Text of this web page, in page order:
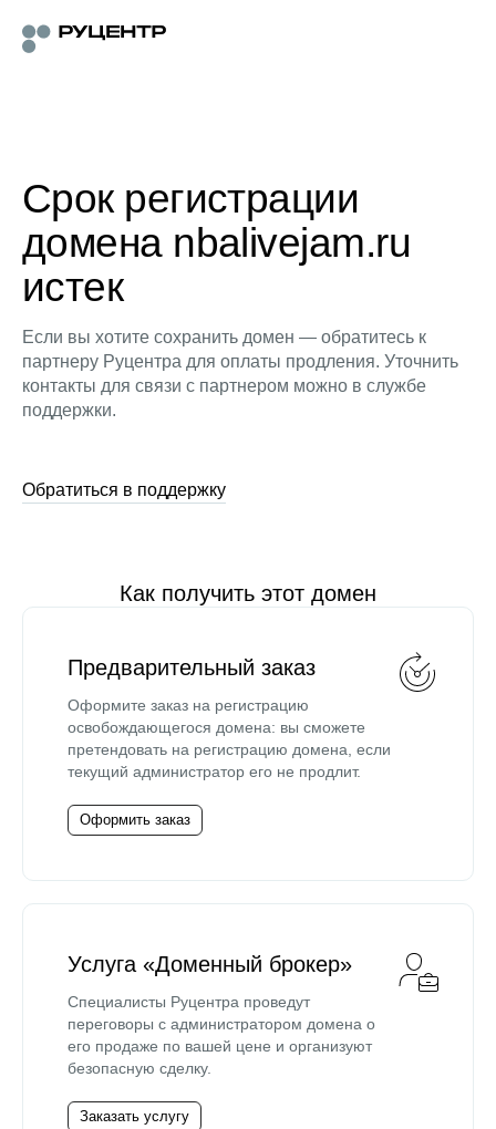
Срок регистрации
домена nbalivejam.ru
истек
Если вы хотите сохранить домен — обратитесь к
партнеру Руцентра для оплаты продления. Уточнить
контакты для связи с партнером можно в службе
поддержки.
Обратиться в поддержку
Как получить этот домен
Предварительный заказ
Оформите заказ на регистрацию
освобождающегося домена: вы сможете
претендовать на регистрацию домена, если
текущий администратор его не продлит.
Оформить заказ
Услуга «Доменный брокер»
Специалисты Руцентра проведут
переговоры с администратором домена о
его продаже по вашей цене и организуют
безопасную сделку.
Заказать услугу